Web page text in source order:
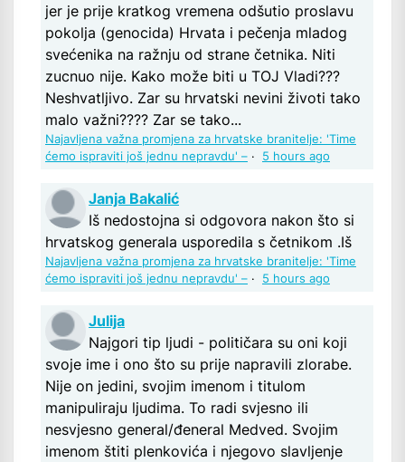
jer je prije kratkog vremena odšutio proslavu
pokolja (genocida) Hrvata i pečenja mladog
svećenika na ražnju od strane četnika. Niti
zucnuo nije. Kako može biti u TOJ Vladi???
Neshvatljivo. Zar su hrvatski nevini životi tako
malo važni???? Zar se tako...
Najavljena važna promjena za hrvatske branitelje: 'Time
ćemo ispraviti još jednu nepravdu' – · 5 hours ago
Janja Bakalić
Iš nedostojna si odgovora nakon što si
hrvatskog generala usporedila s četnikom .Iš
Najavljena važna promjena za hrvatske branitelje: 'Time
ćemo ispraviti još jednu nepravdu' – · 5 hours ago
Julija
Najgori tip ljudi - političara su oni koji
svoje ime i ono što su prije napravili zlorabe.
Nije on jedini, svojim imenom i titulom
manipuliraju ljudima. To radi svjesno ili
nesvjesno general/đeneral Medved. Svojim
imenom štiti plenkovića i njegovo slavljenje